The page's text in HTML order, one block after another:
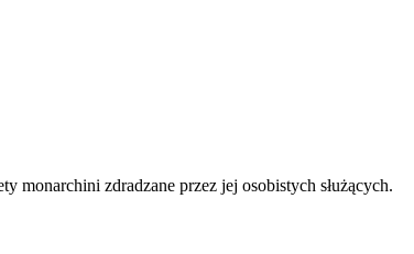
monarchini zdradzane przez jej osobistych służących.